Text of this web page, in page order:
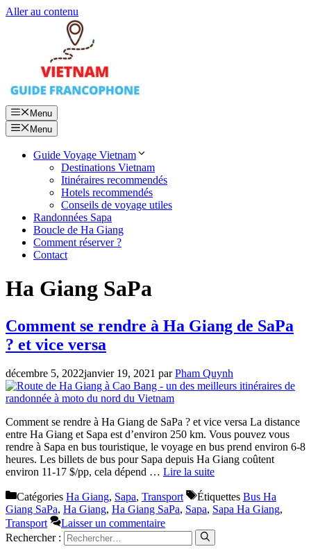
Aller au contenu
Menu
Menu
Guide Voyage Vietnam
Destinations Vietnam
Itinéraires recommendés
Hotels recommendés
Conseils de voyage utiles
Randonnées Sapa
Boucle de Ha Giang
Comment réserver ?
Contact
Ha Giang SaPa
Comment se rendre à Ha Giang de SaPa
? et vice versa
décembre 5, 2022janvier 19, 2021 parPham Quynh
Comment se rendre à Ha Giang de SaPa ? et vice versa La distance
entre Ha Giang et Sapa est d’environ 250 km. Vous pouvez vous
rendre à Sapa en bus touristique, le voyage en bus prend environ 6-8
heures. Les billets de bus pour Sapa depuis Ha Giang coûtent
environ 11-17 $/pp, cela dépend … Lire la suite
Catégories Ha Giang, Sapa, Transport Étiquettes Bus Ha
Giang SaPa, Ha Giang, Ha Giang SaPa, Sapa, Sapa Ha Giang,
Transport
Laisser un commentaire
Rechercher :